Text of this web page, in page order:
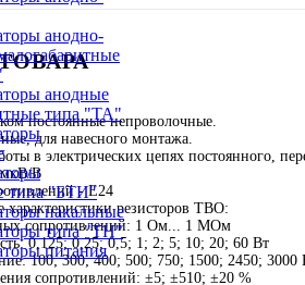
анодно-
анодные
типа "ТА"
типа "БТИ"
накальные
типа "ТН"
питания
постоянные непроволочные.
для навесного монтажа.
в электрических цепях постоянного,
мкВ/В
- Е24
характеристики резисторов ТВО:
сопротивлений: 1 Ом... 1 МОм
0,125; 0,25; 0,5; 1; 2; 5; 10; 20; 60 Вт
100; 300; 400; 500; 750; 1500; 2450; 3000
сопротивлений: ±5; ±510; ±20 %